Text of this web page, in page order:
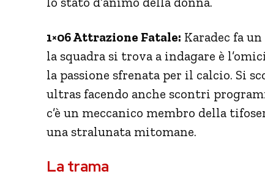
1×06 Attrazione Fatale: Karadec fa
la squadra si trova a indagare è
la passione sfrenata per il calcio. Si
ultras facendo anche scontri
c’è un meccanico membro della
una stralunata mitomane.
La trama